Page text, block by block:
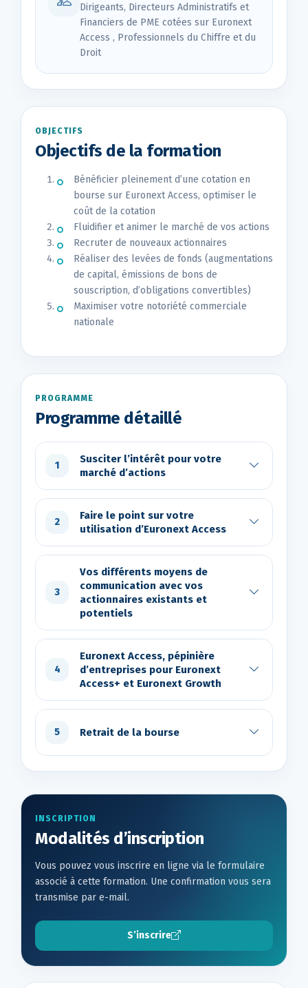
Dirigeants, Directeurs Administratifs et
Financiers de PME cotées sur Euronext
Access , Professionnels du Chiffre et du
Droit
OBJECTIFS
Objectifs de la formation
Bénéficier pleinement d’une cotation en
bourse sur Euronext Access, optimiser le
coût de la cotation
Fluidifier et animer le marché de vos actions
Recruter de nouveaux actionnaires
Réaliser des levées de fonds (augmentations
de capital, émissions de bons de
souscription, d’obligations convertibles)
Maximiser votre notoriété commerciale
nationale
PROGRAMME
Programme détaillé
1
Susciter l’intérêt pour votre
marché d’actions
2
Faire le point sur votre
utilisation d’Euronext Access
3
Vos différents moyens de
communication avec vos
actionnaires existants et
potentiels
4
Euronext Access, pépinière
d’entreprises pour Euronext
Access+ et Euronext Growth
5 Retrait de la bourse
INSCRIPTION
Modalités d’inscription
Vous pouvez vous inscrire en ligne via le formulaire
associé à cette formation. Une confirmation vous sera
transmise par e-mail.
S’inscrire